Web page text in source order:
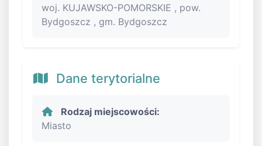
woj. KUJAWSKO-POMORSKIE , pow.
Bydgoszcz , gm. Bydgoszcz
Dane terytorialne
Rodzaj miejscowości:
Miasto